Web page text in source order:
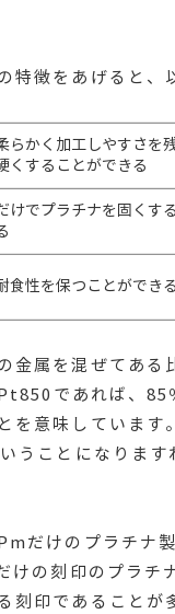
特徴をあげると、
らかく加工しやすさを
くすることができる
けでプラチナを固くする
食性を保つことができる
金属を混ぜてあ
であれば、
を意味していま
うことになります
だけのプラチナ
けの刻印のプラチ
刻印であること